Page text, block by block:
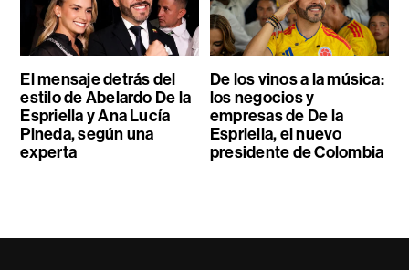
El mensaje detrás del
estilo de Abelardo De la
Espriella y Ana Lucía
Pineda, según una
experta
De los vinos a la música:
los negocios y
empresas de De la
Espriella, el nuevo
presidente de Colombia